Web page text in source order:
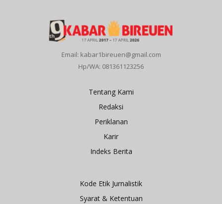
Email: kabar1bireuen@gmail.com
Hp/WA: 081361123256
Tentang Kami
Redaksi
Periklanan
Karir
Indeks Berita
Kode Etik Jurnalistik
Syarat & Ketentuan